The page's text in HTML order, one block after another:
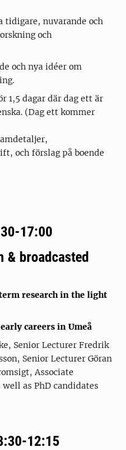
tidigare, nuvarande och
och
och nya idéer om
1,5 dagar där dag ett är
(Dag ett kommer
och förslag på boende
17:00
& broadcasted
research in the light
careers in Umeå
Senior Lecturer Fredrik
Senior Lecturer Göran
Associate
well as PhD candidates
12:15